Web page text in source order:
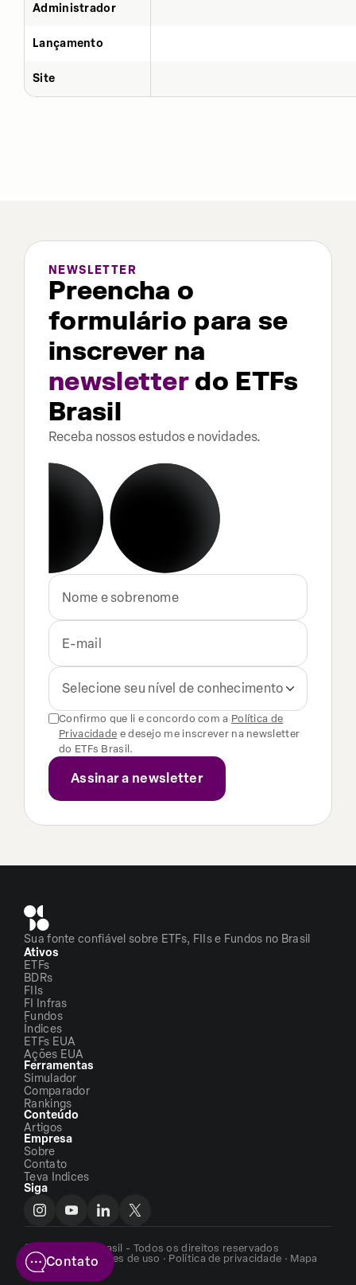
Administrador
Lançamento
Site
NEWSLETTER
Preencha o
formulário para se
inscrever na
newsletterdo ETFs
Brasil
Receba nossos estudos e novidades.
Selecione seu nível de conhecimento
Confirmo que li e concordo com a Política de
Privacidade e desejo me inscrever na newsletter
do ETFs Brasil.
Sua fonte confiável sobre ETFs, FIIs e Fundos no Brasil
Ativos
ETFs
BDRs
FIIs
FI Infras
Fundos
Índices
ETFs EUA
Ações EUA
Ferramentas
Simulador
Comparador
Rankings
Conteúdo
Artigos
Empresa
Sobre
Contato
Teva Indices
Siga
©2026 - ETFs Brasil - Todos os direitos reservados
Termos e condições de uso · Política de privacidade · Mapa
do siteContato